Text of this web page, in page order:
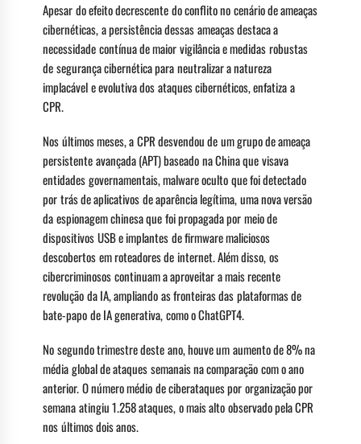
Apesar do efeito decrescente do conflito no cenário de ameaças
cibernéticas, a persistência dessas ameaças destaca a
necessidade contínua de maior vigilância e medidas robustas
de segurança cibernética para neutralizar a natureza
implacável e evolutiva dos ataques cibernéticos, enfatiza a
CPR.
Nos últimos meses, a CPR desvendou de um grupo de ameaça
persistente avançada (APT) baseado na China que visava
entidades governamentais, malware oculto que foi detectado
por trás de aplicativos de aparência legítima, uma nova versão
da espionagem chinesa que foi propagada por meio de
dispositivos USB e implantes de firmware maliciosos
descobertos em roteadores de internet. Além disso, os
cibercriminosos continuam a aproveitar a mais recente
revolução da IA, ampliando as fronteiras das plataformas de
bate-papo de IA generativa, como o ChatGPT4.
No segundo trimestre deste ano, houve um aumento de 8% na
média global de ataques semanais na comparação com o ano
anterior. O número médio de ciberataques por organização por
semana atingiu 1.258 ataques, o mais alto observado pela CPR
nos últimos dois anos.